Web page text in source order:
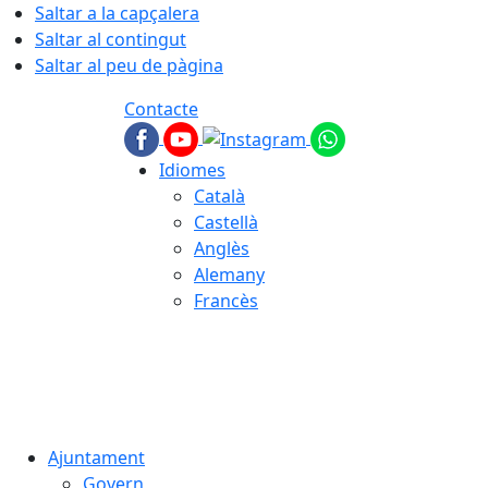
Saltar a la capçalera
Saltar al contingut
Saltar al peu de pàgina
Contacte
Idiomes
Català
Castellà
Anglès
Alemany
Francès
Ajuntament